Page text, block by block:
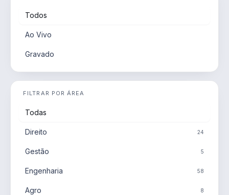
Todos
Ao Vivo
Gravado
FILTRAR POR ÁREA
Todas
Direito 24
Gestão 5
Engenharia 58
Agro 8